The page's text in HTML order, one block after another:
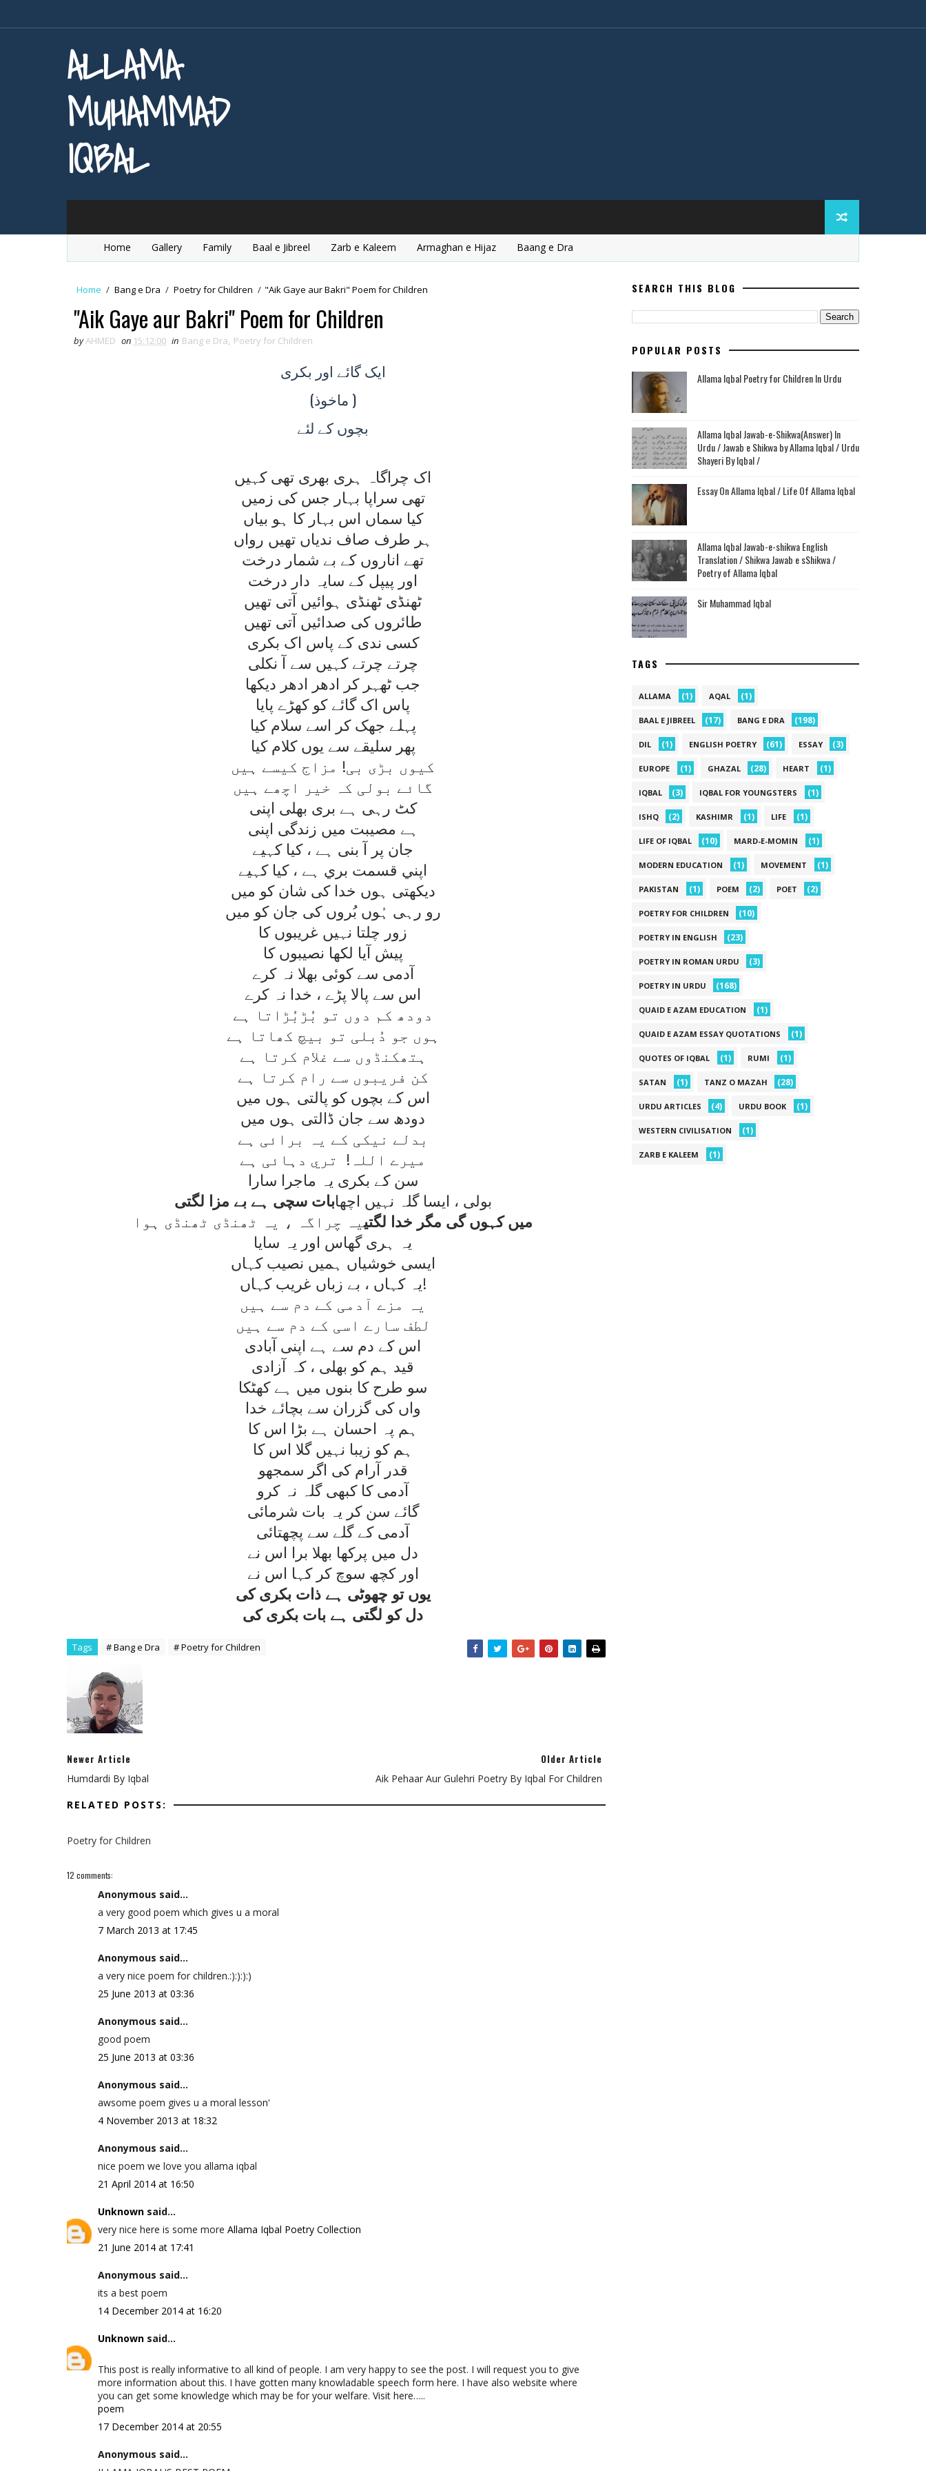
ALLAMA
MUHAMMAD
IQBAL
Home Gallery Family Baal e Jibreel Zarb e Kaleem Armaghan e Hijaz Baang e Dra
Home / Bang e Dra / Poetry for Children / "Aik Gaye aur Bakri" Poem for Children
"Aik Gaye aur Bakri" Poem for Children
byAHMED on 15:12:00 in Bang e Dra, Poetry for Children
ايکگائے اور بکری
(ماخوذ )
بچوںکے لئے
اک چراگاہ ہری بھری تھی کہيں
تھی سراپا بہار جس کی زميں
کيا سماں اس بہار کا ہو بياں
ہر طرف صاف ندياں تھيں رواں
تھے اناروں کے بے شمار درخت
اور پيپل کے سايہ دار درخت
ٹھنڈی ٹھنڈی ہوائيں آتی تھيں
طائروں کی صدائيں آتی تھيں
کسی ندی کے پاس اک بکری
چرتے چرتے کہيں سے آ نکلی
جب ٹھہر کر ادھر ادھر ديکھا
پاس اک گائے کو کھڑے پايا
پہلے جھک کر اسے سلام کيا
پھر سليقے سے يوں کلام کيا
کيوں بڑی بی! مزاج کيسے ہيں
گائے بولی کہ خير اچھے ہيں
کٹ رہی ہے بری بھلی اپنی
ہے مصيبت ميں زندگی اپنی
جان پر آ بنی ہے ، کيا کہيے
اپني قسمت بري ہے ، کيا کہيے
ديکھتی ہوں خدا کی شان کو ميں
رو رہی ہُوں بُروں کی جان کو ميں
زور چلتا نہيں غريبوں کا
پيش آيا لکھا نصيبوں کا
آدمی سے کوئی بھلا نہ کرے
اس سے پالا پڑے ، خدا نہ کرے
دودھ کم دوں تو بُڑبُڑاتا ہے
ہوں جو دُبلی تو بيچ کھاتا ہے
ہتھکنڈوں سے غلام کرتا ہے
کن فريبوں سے رام کرتا ہے
اس کے بچوں کو پالتی ہوں ميں
دودھ سے جان ڈالتی ہوں ميں
بدلے نيکی کے يہ برائی ہے
ميرے اللہ! تري دہائی ہے
سن کے بکری يہ ماجرا سارا
بولی ، ايسا گلہ نہيں اچھابات سچی ہے بے مزا لگتی
ميں کہوں گی مگر خدا لگتیيہ چراگہ ، يہ ٹھنڈی ٹھنڈی ہوا
يہ ہری گھاس اور يہ سايا
ايسی خوشياں ہميں نصيب کہاں
يہ کہاں ، بے زباں غريب کہاں!
يہ مزے آدمی کے دم سے ہيں
لطف سارے اسی کے دم سے ہيں
اس کے دم سے ہے اپنی آبادی
قيد ہم کو بھلی ، کہ آزادی
سو طرح کا بنوں ميں ہے کھٹکا
واں کی گزران سے بچائے خدا
ہم پہ احسان ہے بڑا اس کا
ہم کو زيبا نہيں گلا اس کا
قدر آرام کی اگر سمجھو
آدمی کا کبھی گلہ نہ کرو
گائے سن کر يہ بات شرمائی
آدمی کے گلے سے پچھتائی
دل ميں پرکھا بھلا برا اس نے
اور کچھ سوچ کر کہا اس نے
يوں تو چھوٹی ہے ذات بکری کی
دل کو لگتی ہے بات بکری کی
Tags # Bang e Dra # Poetry for Children
Newer Article
Humdardi By Iqbal
Older Article
Aik Pehaar Aur Gulehri Poetry By Iqbal For Children
RELATED POSTS:
Poetry for Children
12 comments:
Anonymous said...
a very good poem which gives u a moral
7 March 2013 at 17:45
Anonymous said...
a very nice poem for children.:):):):)
25 June 2013 at 03:36
Anonymous said...
good poem
25 June 2013 at 03:36
Anonymous said...
awsome poem gives u a moral lesson'
4 November 2013 at 18:32
Anonymous said...
nice poem we love you allama iqbal
21 April 2014 at 16:50
Unknown said...
very nice here is some more Allama Iqbal Poetry Collection
21 June 2014 at 17:41
Anonymous said...
its a best poem
14 December 2014 at 16:20
Unknown said...
This post is really informative to all kind of people. I am very happy to see the post. I will request you to give
more information about this. I have gotten many knowladable speech form here. I have also website where
you can get some knowledge which may be for your welfare. Visit here…..
poem
17 December 2014 at 20:55
Anonymous said...
SEARCH THIS BLOG
POPULAR POSTS
Allama Iqbal Poetry for Children In Urdu
Allama Iqbal Jawab-e-Shikwa(Answer) In
Urdu / Jawab e Shikwa by Allama Iqbal / Urdu
Shayeri By Iqbal /
Essay On Allama Iqbal / Life Of Allama Iqbal
Allama Iqbal Jawab-e-shikwa English
Translation / Shikwa Jawab e sShikwa /
Poetry of Allama Iqbal
Sir Muhammad Iqbal
TAGS
ALLAMA (1) AQAL (1)
BAAL E JIBREEL (17) BANG E DRA (198)
DIL (1) ENGLISH POETRY (61) ESSAY (3)
EUROPE (1) GHAZAL (28) HEART (1)
IQBAL (3) IQBAL FOR YOUNGSTERS (1)
ISHQ (2) KASHIMR (1) LIFE (1)
LIFE OF IQBAL (10) MARD-E-MOMIN (1)
MODERN EDUCATION (1) MOVEMENT (1)
PAKISTAN (1) POEM (2) POET (2)
POETRY FOR CHILDREN (10)
POETRY IN ENGLISH (23)
POETRY IN ROMAN URDU (3)
POETRY IN URDU (168)
QUAID E AZAM EDUCATION (1)
QUAID E AZAM ESSAY QUOTATIONS (1)
QUOTES OF IQBAL (1) RUMI (1)
SATAN (1) TANZ O MAZAH (28)
URDU ARTICLES (4) URDU BOOK (1)
WESTERN CIVILISATION (1)
ZARB E KALEEM (1)